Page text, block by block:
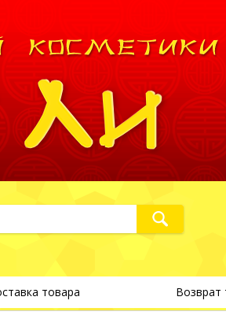
товара Возврат